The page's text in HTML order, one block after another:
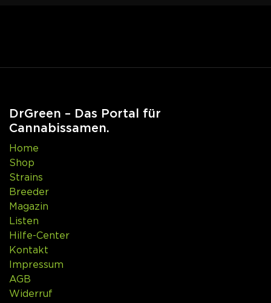
DrGreen – Das Portal für
Cannabissamen.
Home
Shop
Strains
Breeder
Magazin
Listen
Hilfe-Center
Kontakt
Impressum
AGB
Widerruf